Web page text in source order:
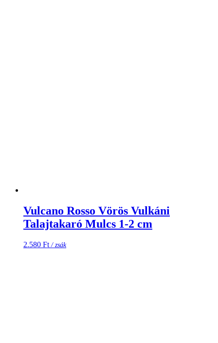
Vulcano Rosso Vörös Vulkáni
Talajtakaró Mulcs 1-2 cm
2.580 Ft/ zsák